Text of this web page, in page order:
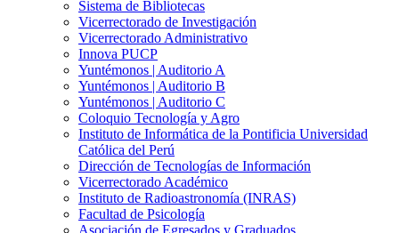
Sistema de Bibliotecas
Vicerrectorado de Investigación
Vicerrectorado Administrativo
Innova PUCP
Yuntémonos | Auditorio A
Yuntémonos | Auditorio B
Yuntémonos | Auditorio C
Coloquio Tecnología y Agro
Instituto de Informática de la Pontificia Universidad
Católica del Perú
Dirección de Tecnologías de Información
Vicerrectorado Académico
Instituto de Radioastronomía (INRAS)
Facultad de Psicología
Asociación de Egresados y Graduados